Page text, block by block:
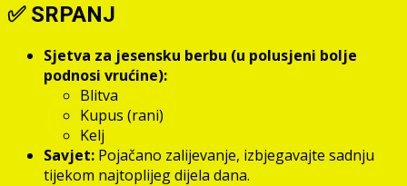
✅ SRPANJ
Sjetva za jesensku berbu (u polusjeni bolje
podnosi vrućine):
Blitva
Kupus (rani)
Kelj
Savjet: Pojačano zalijevanje, izbjegavajte sadnju
tijekom najtoplijeg dijela dana.